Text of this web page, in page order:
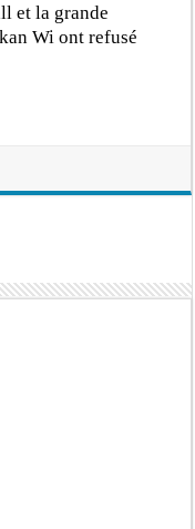
et la grande
Wi ont refusé